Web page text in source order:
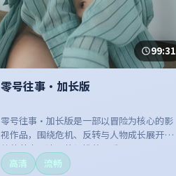
99:31
零号往事·加长版
零号往事·加长版是一部以冒险为核心的影
视作品，围绕危机、反转与人物成长展开，
整体节奏紧凑，值得推荐观看。
高清
流畅